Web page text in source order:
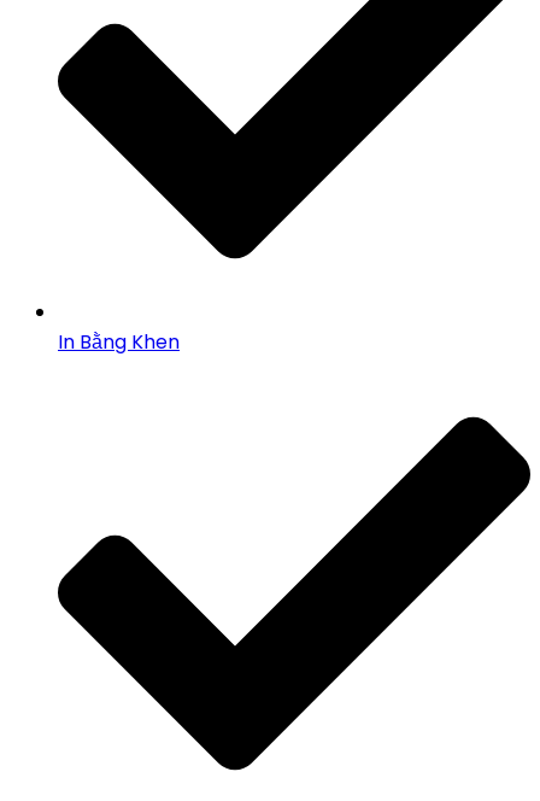
In Bằng Khen